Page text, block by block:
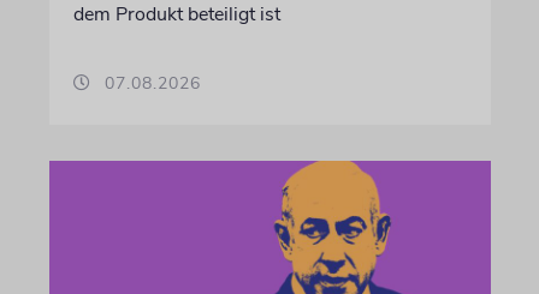
dem Produkt beteiligt ist
07.08.2026